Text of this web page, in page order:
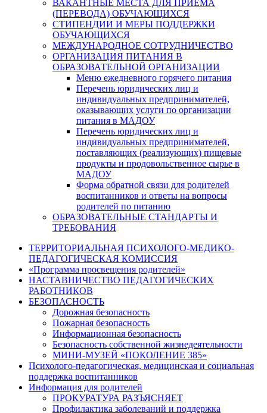
ВАКАНТНЫЕ МЕСТА ДЛЯ ПРИЕМА
(ПЕРЕВОДА) ОБУЧАЮЩИХСЯ
СТИПЕНДИИ И МЕРЫ ПОДДЕРЖКИ
ОБУЧАЮЩИХСЯ
МЕЖДУНАРОДНОЕ СОТРУДНИЧЕСТВО
ОРГАНИЗАЦИЯ ПИТАНИЯ В
ОБРАЗОВАТЕЛЬНОЙ ОРГАНИЗАЦИИ
Меню ежедневного горячего питания
Перечень юридических лиц и
индивидуальных предпринимателей,
оказывающих услуги по организации
питания в МАДОУ
Перечень юридических лиц и
индивидуальных предпринимателей,
поставляющих (реализующих) пищевые
продукты и продовольственное сырье в
МАДОУ
Форма обратной связи для родителей
воспитанников и ответы на вопросы
родителей по питанию
ОБРАЗОВАТЕЛЬНЫЕ СТАНДАРТЫ И
ТРЕБОВАНИЯ
ТЕРРИТОРИАЛЬНАЯ ПСИХОЛОГО-МЕДИКО-
ПЕДАГОГИЧЕСКАЯ КОМИССИЯ
«Программа просвещения родителей»
НАСТАВНИЧЕСТВО ПЕДАГОГИЧЕСКИХ
РАБОТНИКОВ
БЕЗОПАСНОСТЬ
Дорожная безопасность
Пожарная безопасность
Информационная безопасность
Безопасность собственной жизнедеятельности
МИНИ-МУЗЕЙ «ПОКОЛЕНИЕ 385»
Психолого-педагогическая, медицинская и социальная
поддержка воспитанников
Информация для родителей
ПРОКУРАТУРА РАЗЪЯСНЯЕТ
Профилактика заболеваний и поддержка